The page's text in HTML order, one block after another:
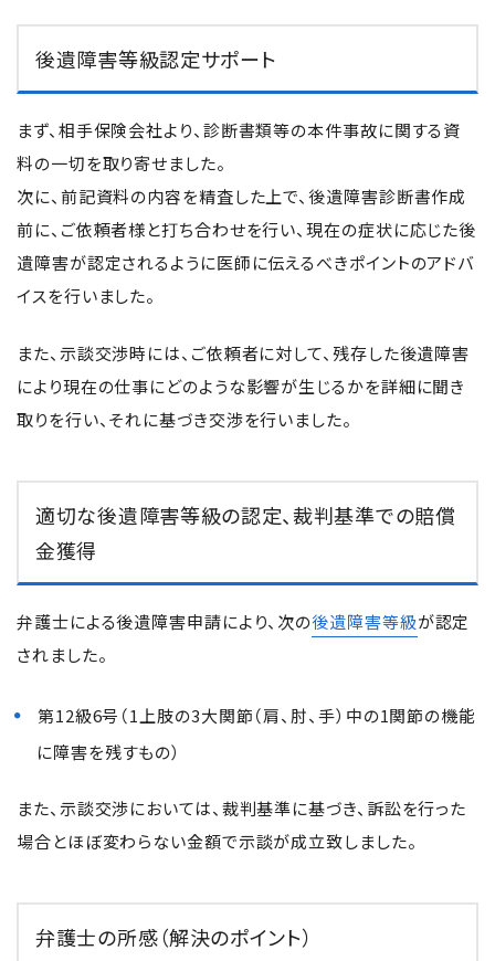
後遺障害等級認定サポート
まず、相手保険会社より、診断書類等の本件事故に関する資
料の一切を取り寄せました。
次に、前記資料の内容を精査した上で、後遺障害診断書作成
前に、ご依頼者様と打ち合わせを行い、現在の症状に応じた後
遺障害が認定されるように医師に伝えるべきポイントのアドバ
イスを行いました。
また、示談交渉時には、ご依頼者に対して、残存した後遺障害
により現在の仕事にどのような影響が生じるかを詳細に聞き
取りを行い、それに基づき交渉を行いました。
適切な後遺障害等級の認定、裁判基準での賠償
金獲得
弁護士による後遺障害申請により、次の後遺障害等級が認定
されました。
第12級6号（1上肢の3大関節（肩、肘、手）中の1関節の機能
に障害を残すもの）
また、示談交渉においては、裁判基準に基づき、訴訟を行った
場合とほぼ変わらない金額で示談が成立致しました。
弁護士の所感（解決のポイント）